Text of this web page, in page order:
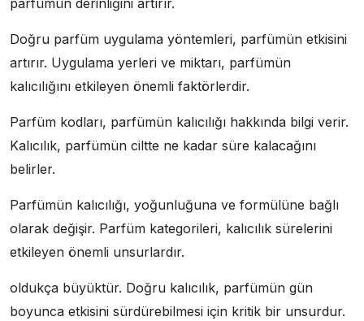
parfümün derinliğini artırır.
Doğru parfüm uygulama yöntemleri, parfümün etkisini
artırır. Uygulama yerleri ve miktarı, parfümün
kalıcılığını etkileyen önemli faktörlerdir.
Parfüm kodları, parfümün kalıcılığı hakkında bilgi verir.
Kalıcılık, parfümün ciltte ne kadar süre kalacağını
belirler.
Parfümün kalıcılığı, yoğunluğuna ve formülüne bağlı
olarak değişir. Parfüm kategorileri, kalıcılık sürelerini
etkileyen önemli unsurlardır.
oldukça büyüktür. Doğru kalıcılık, parfümün gün
boyunca etkisini sürdürebilmesi için kritik bir unsurdur.